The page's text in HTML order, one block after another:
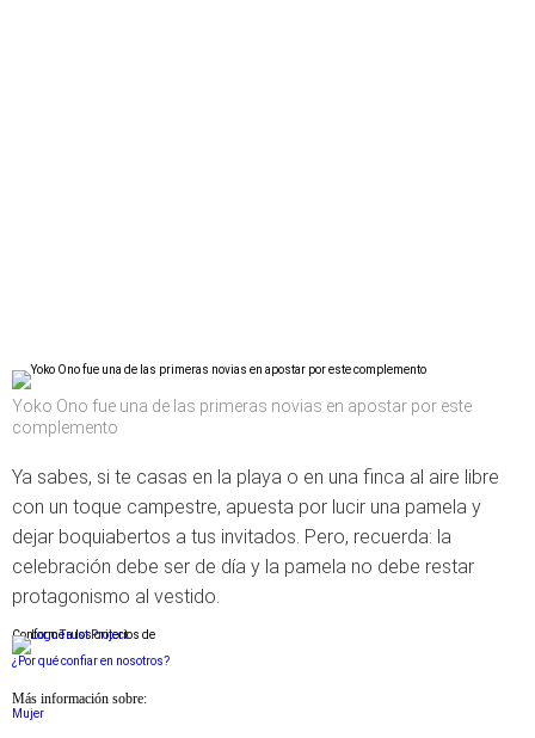
Yoko Ono fue una de las primeras novias en apostar por este
complemento
Ya sabes, si te casas en la playa o en una finca al aire libre
con un toque campestre, apuesta por lucir una pamela y
dejar boquiabertos a tus invitados. Pero, recuerda: la
celebración debe ser de día y la pamela no debe restar
protagonismo al vestido.
Conforme a los criterios de
¿Por qué confiar en nosotros?
Más información sobre:
Mujer